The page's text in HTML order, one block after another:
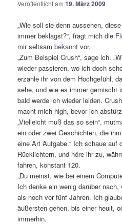
Veröffentlicht am19. März 2009
„Wie soll sie denn aussehen,
immer beklagst?“, fragt mich die
mir seltsambekannt vor.
„Zum Beispiel Crush“, sage ich.
wieder passieren, wo ich doch
erzähle ihr von dem Hochgefühl,
sehe, und wie es immer
bald werde ich wieder leiden.
macht mich high, bevor ich
„Vielleicht muß das so sein“,
ein oder zwei Geschichten, die
eine Art Aufgabe.“ Ich schaue
Rücklichtern, und höre ihr zu,
fahren, konstant 120.
„Du meinst, wie bei einem
Ich denke ein wenig darüber
als noch vor fünf Jahren. Ich
äußersten gehen, bis einer heult,
immerhin.